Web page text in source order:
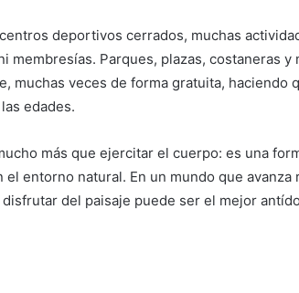
deportivos cerrados, muchas
membresías. Parques, plazas, costaneras y
muchas veces de forma gratuita, haciendo
edades.
más que ejercitar el cuerpo: es una
el entorno natural. En un mundo que
del paisaje puede ser el mejor